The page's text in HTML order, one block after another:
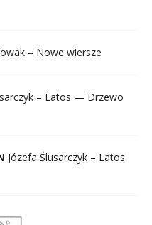
– Nowe wiersze
– Latos — Drzewo
Józefa Ślusarczyk – Latos